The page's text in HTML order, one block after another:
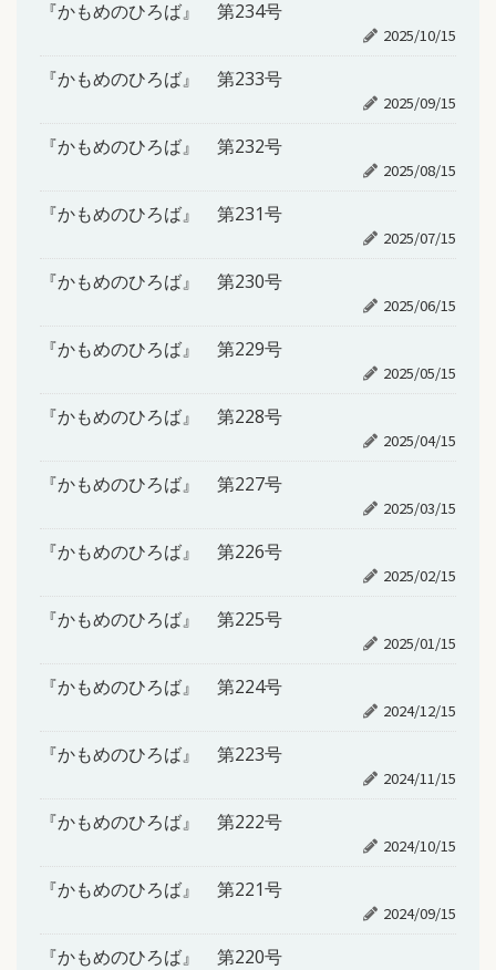
『かもめのひろば』 第234号
2025/10/15
『かもめのひろば』 第233号
2025/09/15
『かもめのひろば』 第232号
2025/08/15
『かもめのひろば』 第231号
2025/07/15
『かもめのひろば』 第230号
2025/06/15
『かもめのひろば』 第229号
2025/05/15
『かもめのひろば』 第228号
2025/04/15
『かもめのひろば』 第227号
2025/03/15
『かもめのひろば』 第226号
2025/02/15
『かもめのひろば』 第225号
2025/01/15
『かもめのひろば』 第224号
2024/12/15
『かもめのひろば』 第223号
2024/11/15
『かもめのひろば』 第222号
2024/10/15
『かもめのひろば』 第221号
2024/09/15
『かもめのひろば』 第220号